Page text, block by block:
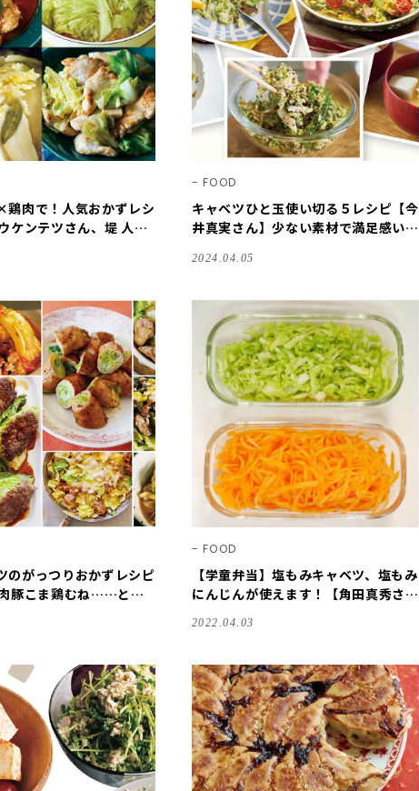
鶏肉で！人気おかずレシ
ケンテツさん、堤 人美
FOOD
キャベツひと玉使い切る５レシピ【今
井真実さん】少ない素材で満足感いっ
2024.04.05
のがっつりおかずレシピ
豚こま鶏むね……と。
FOOD
【学童弁当】塩もみキャベツ、塩もみ
にんじんが使えます！【角田真秀さん
2022.04.03